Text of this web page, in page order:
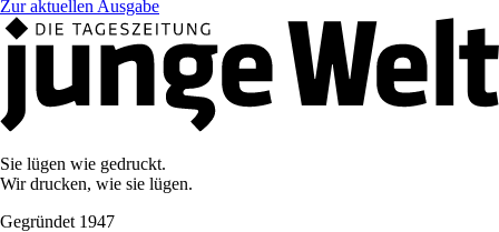
Zur aktuellen Ausgabe
Sie lügen wie gedruckt.
Wir drucken, wie sie lügen.
Gegründet 1947